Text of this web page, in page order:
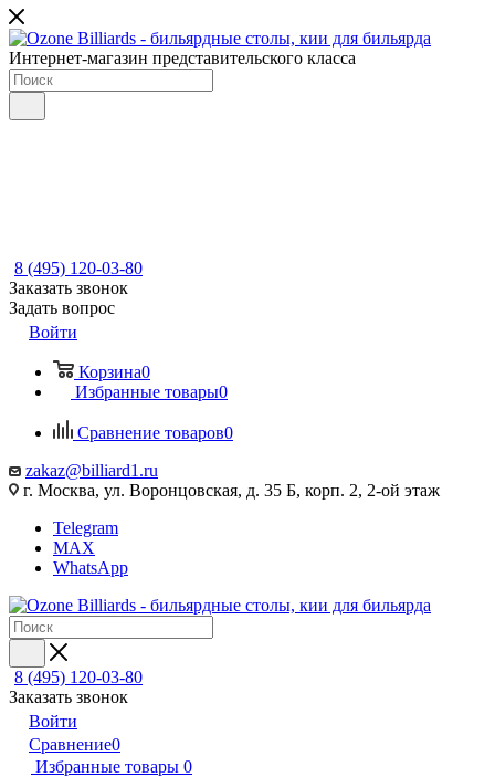
Интернет-магазин представительского класса
8 (495) 120-03-80
Заказать звонок
Задать вопрос
Войти
Корзина0
Избранные товары0
Сравнение товаров0
zakaz@billiard1.ru
г. Москва, ул. Воронцовская, д. 35 Б, корп. 2, 2-ой этаж
Telegram
MAX
WhatsApp
8 (495) 120-03-80
Заказать звонок
Войти
Сравнение0
Избранные товары 0